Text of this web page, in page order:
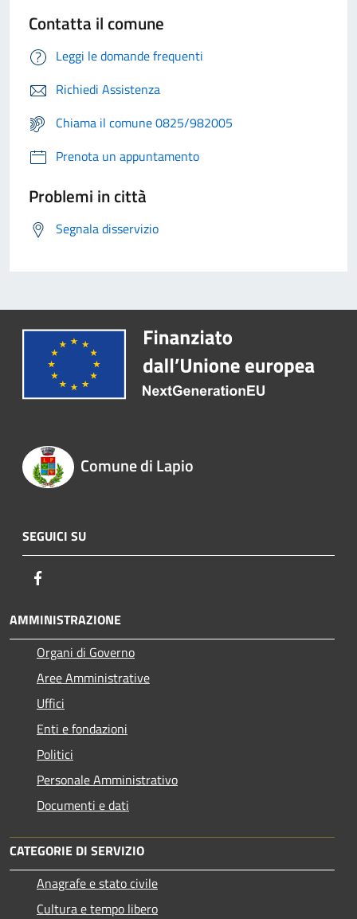
Contatta il comune
Leggi le domande frequenti
Richiedi Assistenza
Chiama il comune 0825/982005
Prenota un appuntamento
Problemi in città
Segnala disservizio
Comune di Lapio
SEGUICI SU
AMMINISTRAZIONE
Organi di Governo
Aree Amministrative
Uffici
Enti e fondazioni
Politici
Personale Amministrativo
Documenti e dati
CATEGORIE DI SERVIZIO
Anagrafe e stato civile
Cultura e tempo libero